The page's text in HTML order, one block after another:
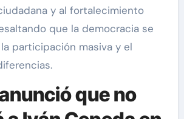
y al fortalecimiento
que la democracia se
participación masiva y el
que no